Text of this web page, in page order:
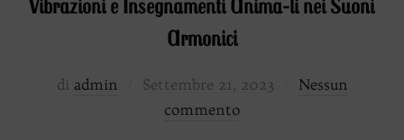
Vibrazioni e Insegnamenti Anima-li nei Suoni
Armonici
di admin
Pubblicato
Settembre 21, 2023
Nessun
commento